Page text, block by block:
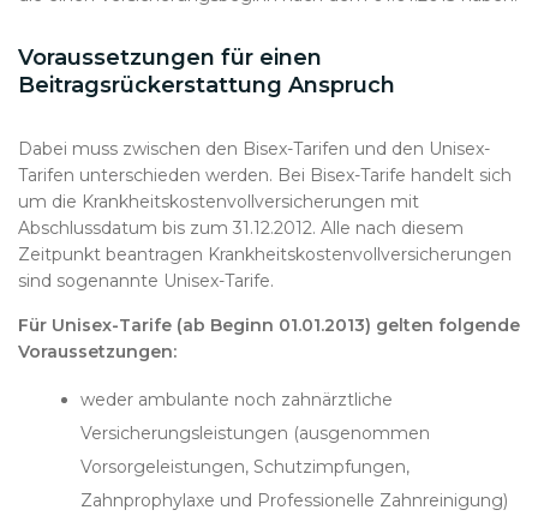
Voraussetzungen für einen
Beitragsrückerstattung Anspruch
Dabei muss zwischen den Bisex-Tarifen und den Unisex-
Tarifen unterschieden werden. Bei Bisex-Tarife handelt sich
um die Krankheitskostenvollversicherungen mit
Abschlussdatum bis zum 31.12.2012. Alle nach diesem
Zeitpunkt beantragen Krankheitskostenvollversicherungen
sind sogenannte Unisex-Tarife.
Für Unisex-Tarife (ab Beginn 01.01.2013) gelten folgende
Voraussetzungen:
weder ambulante noch zahnärztliche
Versicherungsleistungen (ausgenommen
Vorsorgeleistungen, Schutzimpfungen,
Zahnprophylaxe und Professionelle Zahnreinigung)